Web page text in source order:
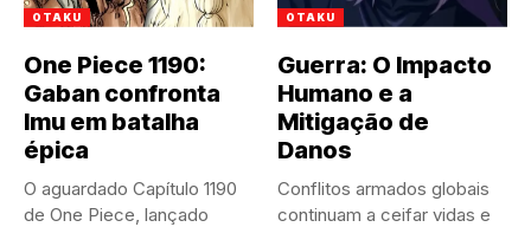
OTAKU
One Piece 1190:
Gaban confronta
Imu em batalha
épica
O aguardado Capítulo 1190
de One Piece, lançado
OTAKU
Guerra: O Impacto
Humano e a
Mitigação de
Danos
Conflitos armados globais
continuam a ceifar vidas e